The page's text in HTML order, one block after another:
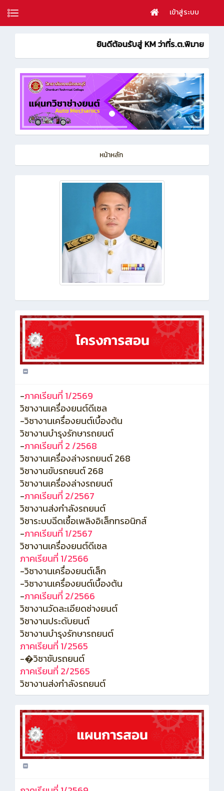
เข้าสู่ระบบ
ยินดีต้อนรับสู่ KM ว่าที่ร.ต.พิมาย จุกสีดา
หน้าหลัก
-ภาคเรียนที่ 1/2569
วิชางานเครื่องยนต์ดีเซล
-วิชางานเครื่องยนต์เบื้องต้น
วิชางานบำรุงรักษารถยนต์
-ภาคเรียนที่ 2 /2568
วิชางานเครื่องล่างรถยนต์ 268
วิชางานขับรถยนต์ 268
วิชางานเครื่องล่างรถยนต์
-ภาคเรียนที่ 2/2567
วิชางานส่งกำลังรถยนต์
วิชาระบบฉีดเชื้อเพลิงอิเล็กทรอนิกส์
-ภาคเรียนที่ 1/2567
วิชางานเครื่องยนต์ดีเซล
ภาคเรียนที่ 1/2566
-วิชางานเครื่องยนต์เล็ก
-วิชางานเครื่องยนต์เบื้องต้น
-ภาคเรียนที่ 2/2566
วิชางานวัดละเอียดช่างยนต์
วิชางานประดับยนต์
วิชางานบำรุงรักษารถยนต์
ภาคเรียนที่ 1/2565
-�วิชาขับรถยนต์
ภาคเรียนที่ 2/2565
วิชางานส่งกำลังรถยนต์